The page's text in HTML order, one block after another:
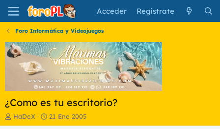
Acceder Regístrate
Foro Informática y Videojuegos
¿Como es tu escritorio?
I
n
HaDeX
F
e
21 Ene 2005